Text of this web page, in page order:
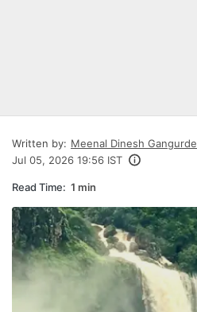
Written by: Meenal Dinesh Gangurde
Jul 05, 2026 19:56 IST
Read Time: 1 min